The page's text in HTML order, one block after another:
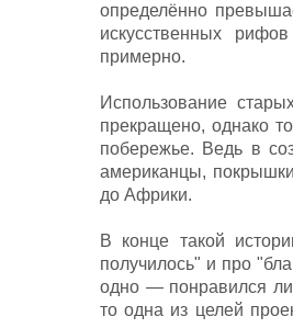
определённо
искусственных
примерно.
Использование
прекращено, однако
побережье. Ведь в
американцы,
до Африки.
В конце такой
получилось" и про
одно — понравился
то одна из целей